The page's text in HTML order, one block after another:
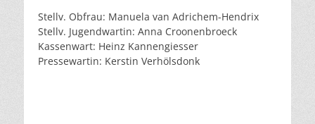
Stellv. Obfrau: Manuela van Adrichem-Hendrix
Stellv. Jugendwartin: Anna Croonenbroeck
Kassenwart: Heinz Kannengiesser
Pressewartin: Kerstin Verhölsdonk